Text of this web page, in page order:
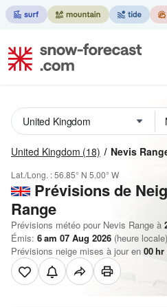
United Kingdom (18) Nevis
Lat./Long. :56.85° N 5.00° W
Prévisions de
Range
Prévisions météo pour Nevis Range à
Émis: 6 am 07 Aug 2026 (heure locale)
Prévisions neige mises à jour en 00hr